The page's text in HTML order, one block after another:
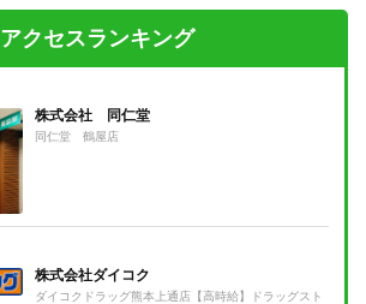
アクセスランキング
株式会社 同仁堂
同仁堂 鶴屋店
株式会社ダイコク
ダイコクドラッグ熊本上通店【高時給】ドラッグスト